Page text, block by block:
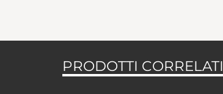
PRODOTTI CORRELATI